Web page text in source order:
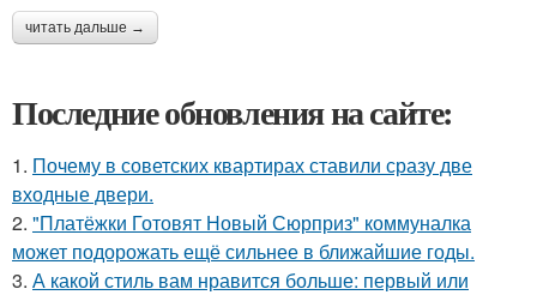
читать дальше →
Последние обновления на сайте:
1. Почему в советских квартирах ставили сразу две
входные двери.
2. "Платёжки Готовят Новый Сюрприз" коммуналка
может подорожать ещё сильнее в ближайшие годы.
3. А какой стиль вам нравится больше: первый или